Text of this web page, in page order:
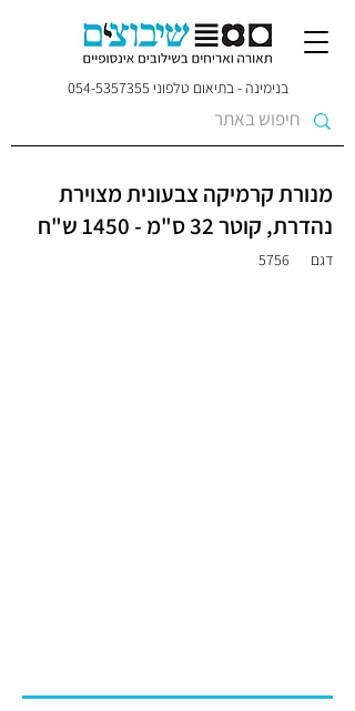
בנימינה - בתיאום טלפוני 054-5357355
מנורת קרמיקה צבעונית מצוירת
נהדרת, קוטר 32 ס"מ - 1450 ש"ח
דגם 5756